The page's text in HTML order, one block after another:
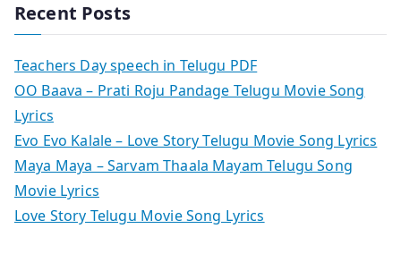
Recent Posts
Teachers Day speech in Telugu PDF
OO Baava – Prati Roju Pandage Telugu Movie Song
Lyrics
Evo Evo Kalale – Love Story Telugu Movie Song Lyrics
Maya Maya – Sarvam Thaala Mayam Telugu Song
Movie Lyrics
Love Story Telugu Movie Song Lyrics